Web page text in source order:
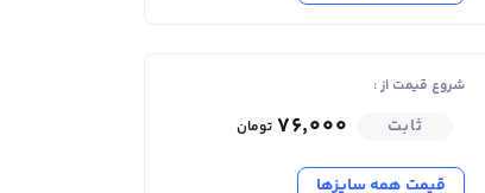
شروع قیمت از :
۷۶٬۰۰۰ تومان ثابت
قیمت همه سایزها